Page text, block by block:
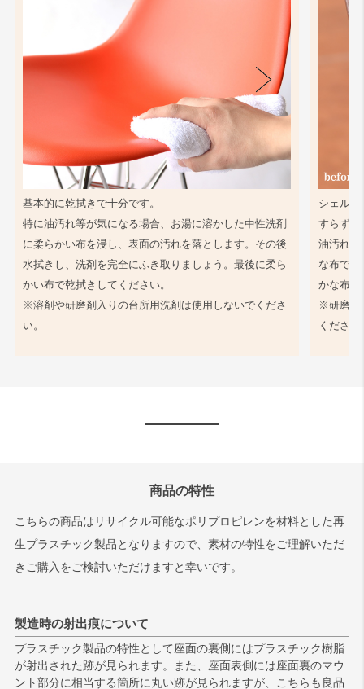
基本的に乾拭きで十分です。
特に油汚れ等が気になる場合、お湯に溶かした中性洗剤
に柔らかい布を浸し、表面の汚れを落とします。その後
水拭きし、洗剤を完全にふき取りましょう。最後に柔ら
かい布で乾拭きしてください。
※溶剤や研磨剤入りの台所用洗剤は使用しないでくださ
い。
シェル同
すらず、
油汚れ等
な布で軽
かな布で
※研磨剤
ください
商品の特性
こちらの商品はリサイクル可能なポリプロピレンを材料とした再
生プラスチック製品となりますので、素材の特性をご理解いただ
きご購入をご検討いただけますと幸いです。
製造時の射出痕について
プラスチック製品の特性として座面の裏側にはプラスチック樹脂
が射出された跡が見られます。また、座面表側には座面裏のマウ
ント部分に相当する箇所に丸い跡が見られますが、こちらも良品